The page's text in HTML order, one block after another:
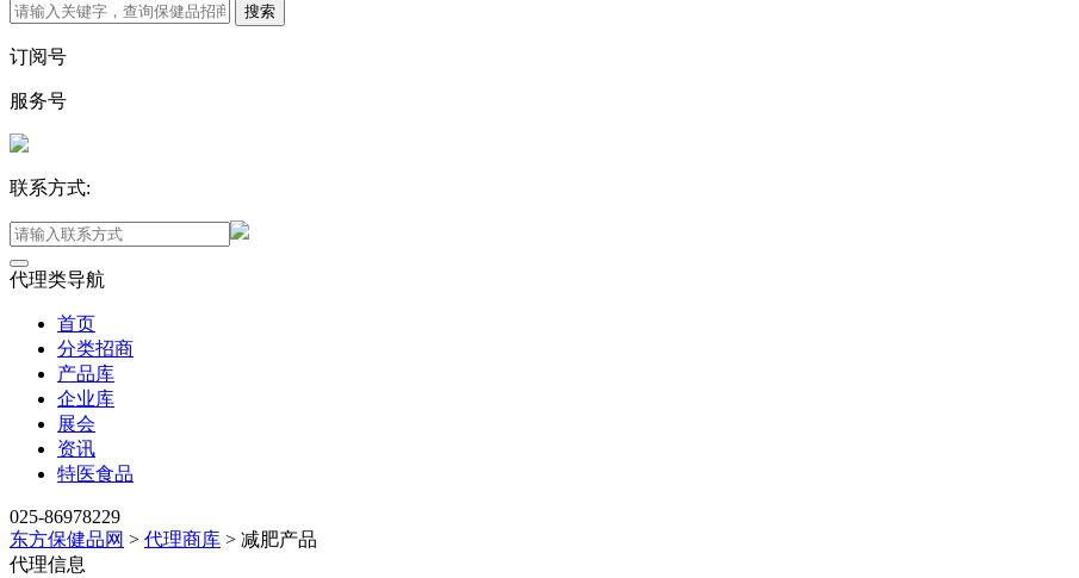
订阅号
服务号
联系方式:
代理类导航
首页
分类招商
产品库
企业库
展会
资讯
特医食品
025-86978229
东方保健品网 > 代理商库 > 减肥产品
代理信息